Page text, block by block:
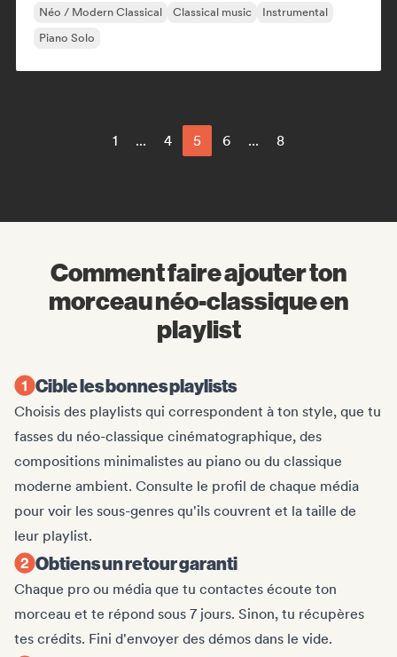
Néo / Modern Classical Classical music
Instrumental
Piano Solo
1 ... 4 5 6 ... 8
Comment faire ajouter ton
morceau néo-classique en
playlist
Cible les bonnes playlists
Choisis des playlists qui correspondent à ton style, que tu
fasses du néo-classique cinématographique, des
compositions minimalistes au piano ou du classique
moderne ambient. Consulte le profil de chaque média
pour voir les sous-genres qu'ils couvrent et la taille de
leur playlist.
Obtiens un retour garanti
Chaque pro ou média que tu contactes écoute ton
morceau et te répond sous 7 jours. Sinon, tu récupères
tes crédits. Fini d'envoyer des démos dans le vide.